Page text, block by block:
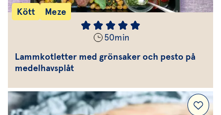
Kött Meze
50min
Lammkotletter med grönsaker och pesto på
medelhavsplåt